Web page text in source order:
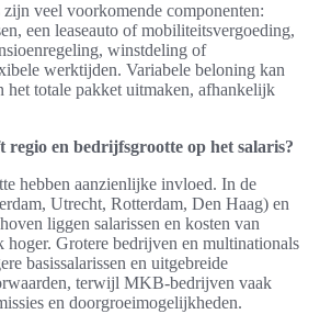
zijn veel voorkomende componenten:
een leaseauto of mobiliteitsvergoeding,
winstdeling of
werktijden. Variabele beloning kan
het totale pakket uitmaken, afhankelijk
regio en bedrijfsgrootte op het salaris?
hebben aanzienlijke invloed. In de
Utrecht, Rotterdam, Den Haag) en
liggen salarissen en kosten van
hoger. Grotere bedrijven en multinationals
basissalarissen en uitgebreide
terwijl MKB-bedrijven vaak
en doorgroeimogelijkheden.